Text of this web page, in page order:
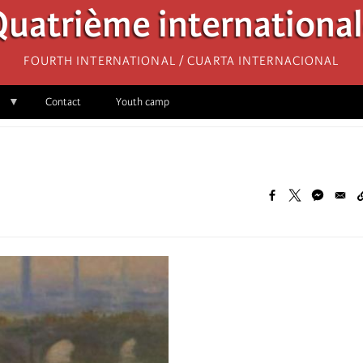
Fourth International / Cuarta Internacional
Contact Youth camp